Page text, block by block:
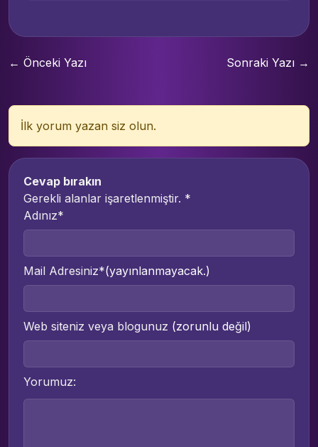
← Önceki Yazı Sonraki Yazı →
İlk yorum yazan siz olun.
Cevap bırakın
Gerekli alanlar işaretlenmiştir. *
Adınız*
Mail Adresiniz*(yayınlanmayacak.)
Web siteniz veya blogunuz (zorunlu değil)
Yorumuz: